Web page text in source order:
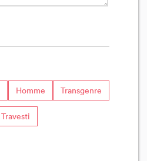
Homme Transgenre
Travesti